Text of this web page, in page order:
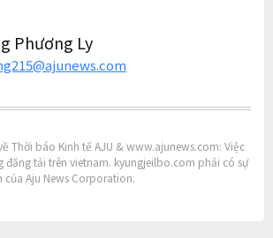
Phương Ly
Thời báo Kinh tế AJU & www.ajunews.com: Việc
đăng tải trên vietnam. kyungjeilbo.com phải có sự
Aju News Corporation.